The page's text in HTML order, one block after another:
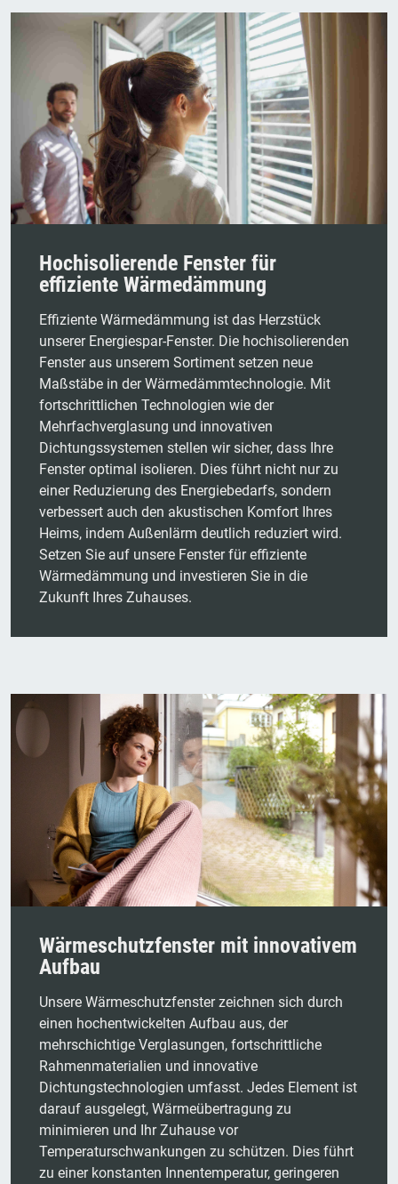
Hochisolierende Fenster für
effiziente Wärmedämmung
Effiziente Wärmedämmung ist das Herzstück
unserer Energiespar-Fenster. Die hochisolierenden
Fenster aus unserem Sortiment setzen neue
Maßstäbe in der Wärmedämmtechnologie. Mit
fortschrittlichen Technologien wie der
Mehrfachverglasung und innovativen
Dichtungssystemen stellen wir sicher, dass Ihre
Fenster optimal isolieren. Dies führt nicht nur zu
einer Reduzierung des Energiebedarfs, sondern
verbessert auch den akustischen Komfort Ihres
Heims, indem Außenlärm deutlich reduziert wird.
Setzen Sie auf unsere Fenster für effiziente
Wärmedämmung und investieren Sie in die
Zukunft Ihres Zuhauses.
Wärmeschutzfenster mit innovativem
Aufbau
Unsere Wärmeschutzfenster zeichnen sich durch
einen hochentwickelten Aufbau aus, der
mehrschichtige Verglasungen, fortschrittliche
Rahmenmaterialien und innovative
Dichtungstechnologien umfasst. Jedes Element ist
darauf ausgelegt, Wärmeübertragung zu
minimieren und Ihr Zuhause vor
Temperaturschwankungen zu schützen. Dies führt
zu einer konstanten Innentemperatur, geringeren